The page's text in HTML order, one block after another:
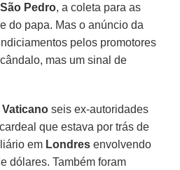
Pedro, a coleta para as
do papa. Mas o anúncio da
pelos promotores
mas um sinal de
Vaticano seis ex-autoridades
que estava por trás de
em Londres envolvendo
dólares. Também foram